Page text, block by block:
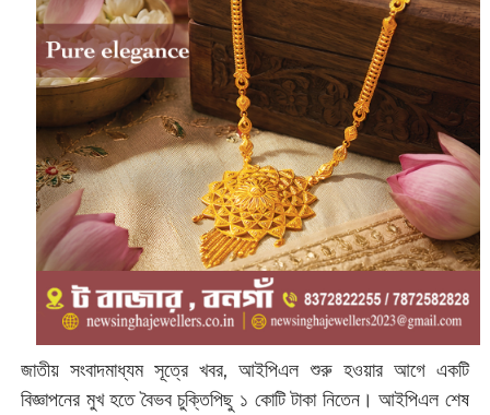
জাতীয় সংবাদমাধ্যম সূত্রে খবর, আইপিএল শুরু হওয়ার আগে একটি
বিজ্ঞাপনের মুখ হতে বৈভব চুক্তিপিছু ১ কোটি টাকা নিতেন। আইপিএল শেষ